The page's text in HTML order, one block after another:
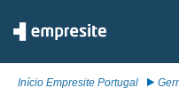
Início Empresite Portugal